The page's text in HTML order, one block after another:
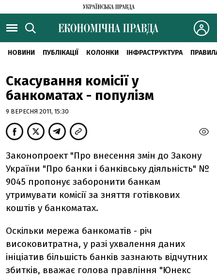
НОВИНИ ПУБЛІКАЦІЇ КОЛОНКИ ІНФРАСТРУКТУРА
Скасування комісії у
банкоматах - популізм
9 ВЕРЕСНЯ 2011, 15:30
Законопроект "Про внесення змін до Закону
України "Про банки і банківську діяльність" №
9045 пропонує заборонити банкам
утримувати комісії за зняття готівкових
коштів у банкоматах.
Оскільки мережа банкоматів - річ
високовитратна, у разі ухвалення даних
ініціатив більшість банків зазнають відчутних
збитків, вважає голова правління "Юнекс